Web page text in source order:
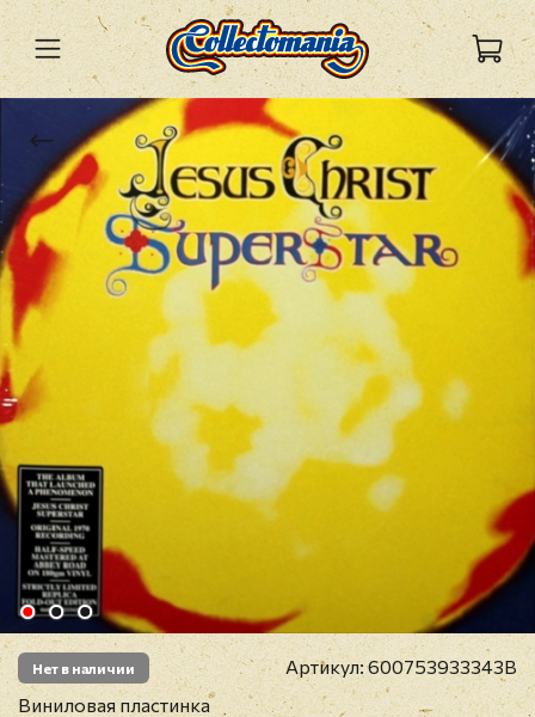
Нет в наличии Артикул:600753933343B
Виниловая пластинка